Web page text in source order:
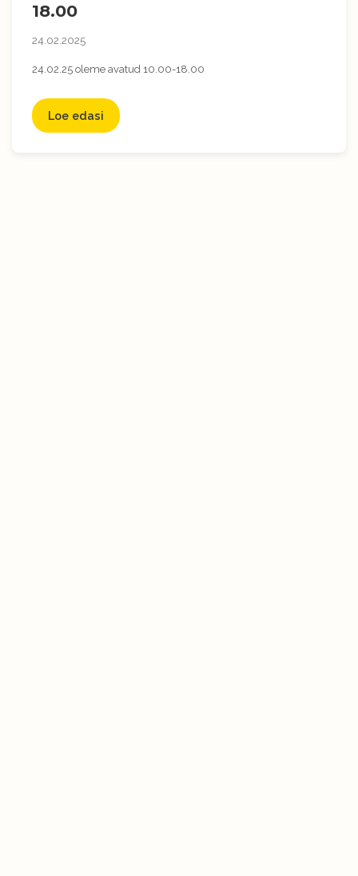
18.00
24.02.2025
24.02.25 oleme avatud 10.00-18.00
Loe edasi